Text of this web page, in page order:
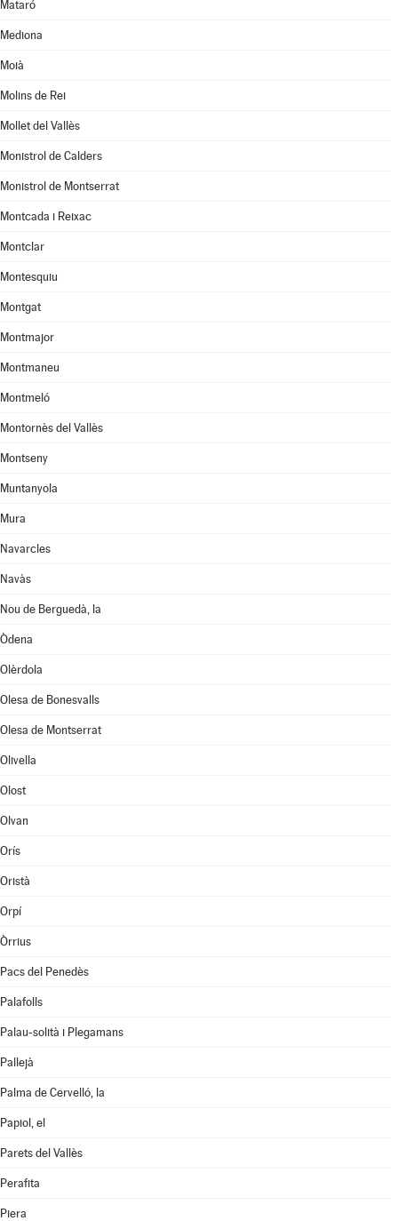
Mataró
Mediona
Moià
Molins de Rei
Mollet del Vallès
Monistrol de Calders
Monistrol de Montserrat
Montcada i Reixac
Montclar
Montesquiu
Montgat
Montmajor
Montmaneu
Montmeló
Montornès del Vallès
Montseny
Muntanyola
Mura
Navarcles
Navàs
Nou de Berguedà, la
Òdena
Olèrdola
Olesa de Bonesvalls
Olesa de Montserrat
Olivella
Olost
Olvan
Orís
Oristà
Orpí
Òrrius
Pacs del Penedès
Palafolls
Palau-solità i Plegamans
Pallejà
Palma de Cervelló, la
Papiol, el
Parets del Vallès
Perafita
Piera